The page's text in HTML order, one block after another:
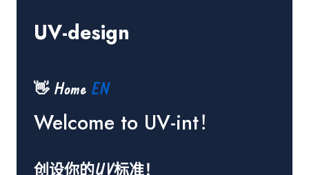
UV-design
👋 Home EN
Welcome to UV-int！
创设你的UV标准！